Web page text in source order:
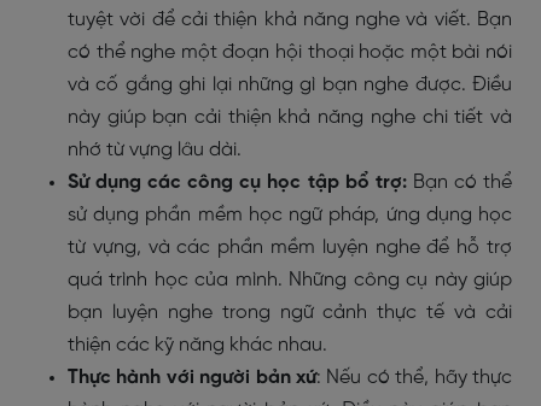
tuyệt vời để cải thiện khả năng nghe và viết. Bạn
có thể nghe một đoạn hội thoại hoặc một bài nói
và cố gắng ghi lại những gì bạn nghe được. Điều
này giúp bạn cải thiện khả năng nghe chi tiết và
nhớ từ vựng lâu dài.
Sử dụng các công cụ học tập bổ trợ:Bạn có thể
sử dụng phần mềm học ngữ pháp, ứng dụng học
từ vựng, và các phần mềm luyện nghe để hỗ trợ
quá trình học của mình. Những công cụ này giúp
bạn luyện nghe trong ngữ cảnh thực tế và cải
thiện các kỹ năng khác nhau.
Thực hành với người bản xứ: Nếu có thể, hãy thực